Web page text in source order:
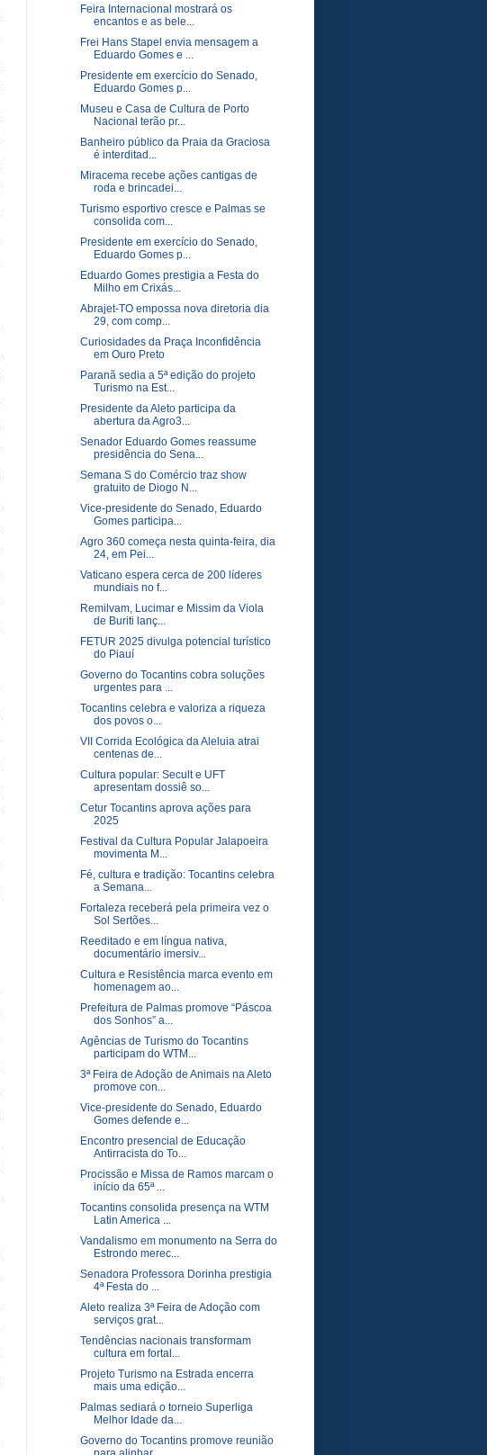
Feira Internacional mostrará os
encantos e as bele...
Frei Hans Stapel envia mensagem a
Eduardo Gomes e ...
Presidente em exercício do Senado,
Eduardo Gomes p...
Museu e Casa de Cultura de Porto
Nacional terão pr...
Banheiro público da Praia da Graciosa
é interditad...
Miracema recebe ações cantigas de
roda e brincadei...
Turismo esportivo cresce e Palmas se
consolida com...
Presidente em exercício do Senado,
Eduardo Gomes p...
Eduardo Gomes prestigia a Festa do
Milho em Crixás...
Abrajet-TO empossa nova diretoria dia
29, com comp...
Curiosidades da Praça Inconfidência
em Ouro Preto
Paranã sedia a 5ª edição do projeto
Turismo na Est...
Presidente da Aleto participa da
abertura da Agro3...
Senador Eduardo Gomes reassume
presidência do Sena...
Semana S do Comércio traz show
gratuito de Diogo N...
Vice-presidente do Senado, Eduardo
Gomes participa...
Agro 360 começa nesta quinta-feira, dia
24, em Pei...
Vaticano espera cerca de 200 líderes
mundiais no f...
Remilvam, Lucimar e Missim da Viola
de Buriti lanç...
FETUR 2025 divulga potencial turístico
do Piauí
Governo do Tocantins cobra soluções
urgentes para ...
Tocantins celebra e valoriza a riqueza
dos povos o...
VII Corrida Ecológica da Aleluia atrai
centenas de...
Cultura popular: Secult e UFT
apresentam dossiê so...
Cetur Tocantins aprova ações para
2025
Festival da Cultura Popular Jalapoeira
movimenta M...
Fé, cultura e tradição: Tocantins celebra
a Semana...
Fortaleza receberá pela primeira vez o
Sol Sertões...
Reeditado e em língua nativa,
documentário imersiv...
Cultura e Resistência marca evento em
homenagem ao...
Prefeitura de Palmas promove “Páscoa
dos Sonhos” a...
Agências de Turismo do Tocantins
participam do WTM...
3ª Feira de Adoção de Animais na Aleto
promove con...
Vice-presidente do Senado, Eduardo
Gomes defende e...
Encontro presencial de Educação
Antirracista do To...
Procissão e Missa de Ramos marcam o
início da 65ª ...
Tocantins consolida presença na WTM
Latin America ...
Vandalismo em monumento na Serra do
Estrondo merec...
Senadora Professora Dorinha prestigia
4ª Festa do ...
Aleto realiza 3ª Feira de Adoção com
serviços grat...
Tendências nacionais transformam
cultura em fortal...
Projeto Turismo na Estrada encerra
mais uma edição...
Palmas sediará o torneio Superliga
Melhor Idade da...
Governo do Tocantins promove reunião